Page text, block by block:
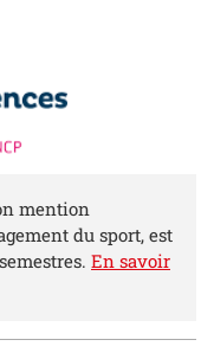
mention
du sport, est
En savoir